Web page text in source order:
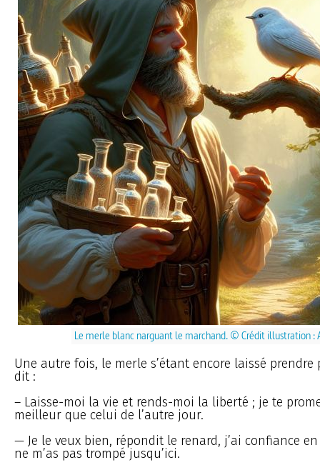
Le merle blanc narguant le marchand. © Crédit illustration :
Une autre fois, le merle s’étant encore laissé
dit :
– Laisse-moi la vie et rends-moi la liberté ; je te
meilleur que celui de l’autre jour.
— Je le veux bien, répondit le renard, j’ai confiance
ne m’as pas trompé jusqu’ici.